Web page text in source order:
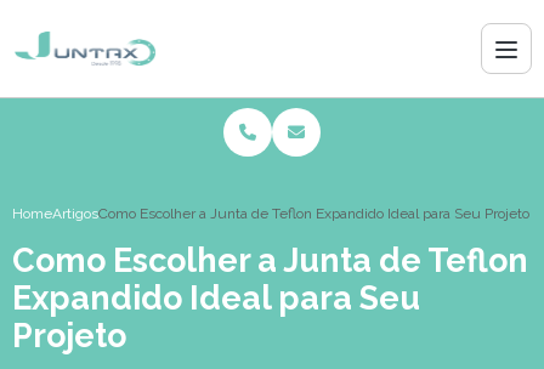
HomeArtigosComo Escolher a Junta de Teflon Expandido Ideal para Seu Projeto
Como Escolher a Junta de Teflon
Expandido Ideal para Seu
Projeto